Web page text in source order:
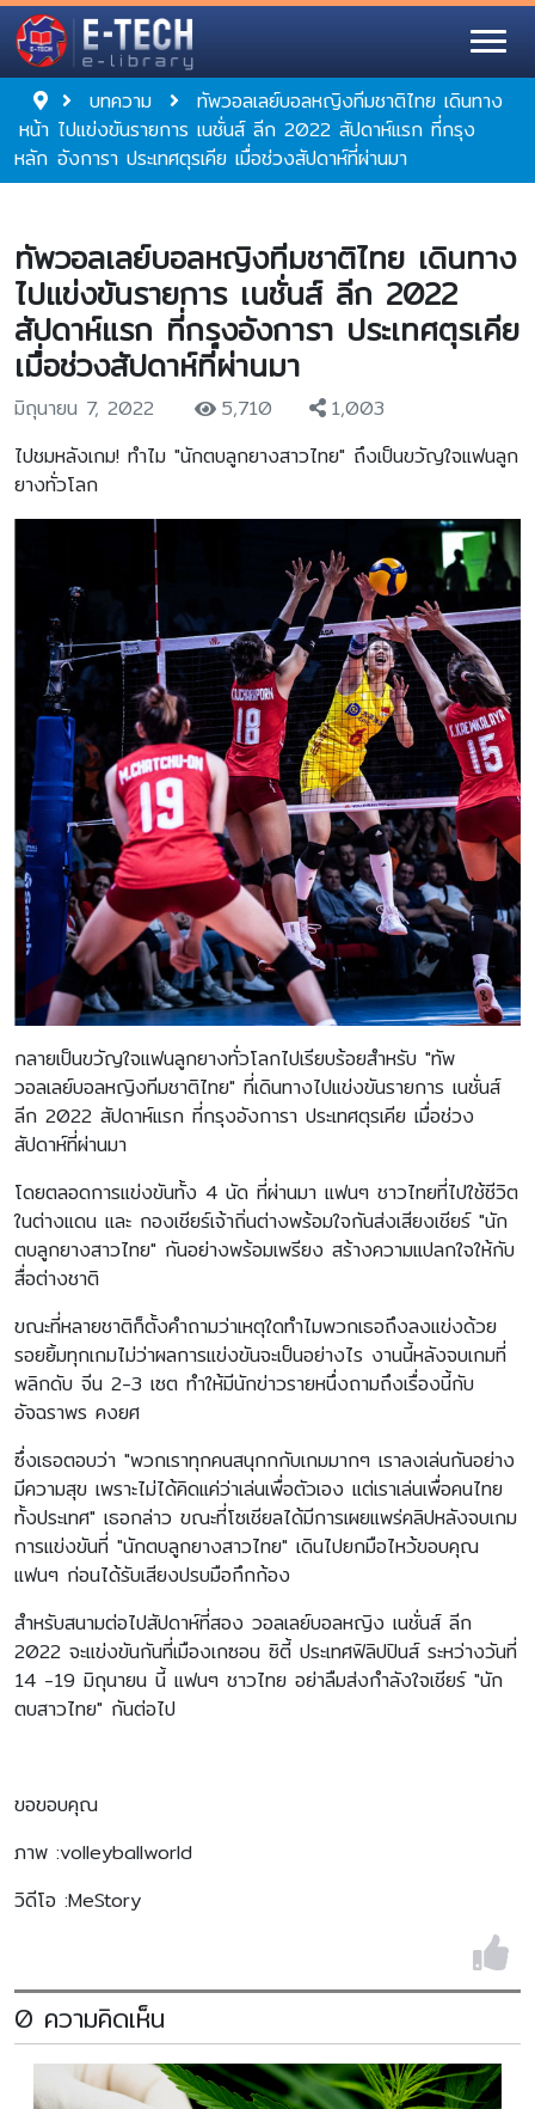
หน้า
หลัก
บทความ
ทัพวอลเลย์บอลหญิงทีมชาติไทย เดินทาง
ไปแข่งขันรายการ เนชั่นส์ ลีก 2022 สัปดาห์แรก ที่กรุง
อังการา ประเทศตุรเคีย เมื่อช่วงสัปดาห์ที่ผ่านมา
ทัพวอลเลย์บอลหญิงทีมชาติไทย เดินทาง
ไปแข่งขันรายการ เนชั่นส์ ลีก 2022
สัปดาห์แรก ที่กรุงอังการา ประเทศตุรเคีย
เมื่อช่วงสัปดาห์ที่ผ่านมา
มิถุนายน 7, 2022 5,710
1,003
ไปชมหลังเกม! ทำไม "นักตบลูกยางสาวไทย" ถึงเป็นขวัญใจแฟนลูก
ยางทั่วโลก
กลายเป็นขวัญใจแฟนลูกยางทั่วโลกไปเรียบร้อยสำหรับ "ทัพ
วอลเลย์บอลหญิงทีมชาติไทย" ที่เดินทางไปแข่งขันรายการ เนชั่นส์
ลีก 2022 สัปดาห์แรก ที่กรุงอังการา ประเทศตุรเคีย เมื่อช่วง
สัปดาห์ที่ผ่านมา
โดยตลอดการแข่งขันทั้ง 4 นัด ที่ผ่านมา แฟนๆ ชาวไทยที่ไปใช้ชีวิต
ในต่างแดน และ กองเชียร์เจ้าถิ่นต่างพร้อมใจกันส่งเสียงเชียร์ "นัก
ตบลูกยางสาวไทย" กันอย่างพร้อมเพรียง สร้างความแปลกใจให้กับ
สื่อต่างชาติ
ขณะที่หลายชาติก็ตั้งคำถามว่าเหตุใดทำไมพวกเธอถึงลงแข่งด้วย
รอยยิ้มทุกเกมไม่ว่าผลการแข่งขันจะเป็นอย่างไร งานนี้หลังจบเกมที่
พลิกดับ จีน 2-3 เซต ทำให้มีนักข่าวรายหนึ่งถามถึงเรื่องนี้กับ
อัจฉราพร คงยศ
ซึ่งเธอตอบว่า "พวกเราทุกคนสนุกกกับเกมมากๆ เราลงเล่นกันอย่าง
มีความสุข เพราะไม่ได้คิดแค่ว่าเล่นเพื่อตัวเอง แต่เราเล่นเพื่อคนไทย
ทั้งประเทศ" เธอกล่าว ขณะที่โซเชียลได้มีการเผยแพร่คลิปหลังจบเกม
การแข่งขันที่ "นักตบลูกยางสาวไทย" เดินไปยกมือไหว้ขอบคุณ
แฟนๆ ก่อนได้รับเสียงปรบมือกึกก้อง
สำหรับสนามต่อไปสัปดาห์ที่สอง วอลเลย์บอลหญิง เนชั่นส์ ลีก
2022 จะแข่งขันกันที่เมืองเกซอน ซิตี้ ประเทศฟิลิปปินส์ ระหว่างวันที่
14 -19 มิถุนายน นี้ แฟนๆ ชาวไทย อย่าลืมส่งกำลังใจเชียร์ "นัก
ตบสาวไทย" กันต่อไป
ขอขอบคุณ
ภาพ :volleyballworld
วิดีโอ :MeStory
0 ความคิดเห็น